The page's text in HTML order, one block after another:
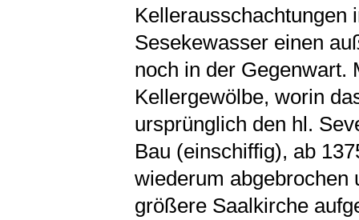
Kellerausschachtungen
Sesekewasser einen
noch in der Gegenwart.
Kellergewölbe, worin
ursprünglich den hl.
Bau (einschiffig), ab
wiederum abgebrochen
größere Saalkirche